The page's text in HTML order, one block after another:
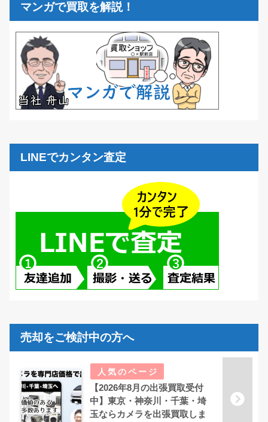
マンガで買取を解説！
LINEでカンタン査定
売却をご検討中の方へ
【2026年8月の出張買取受付
中】東京・神奈川・千葉・埼
玉ならカメラを出張買取しま